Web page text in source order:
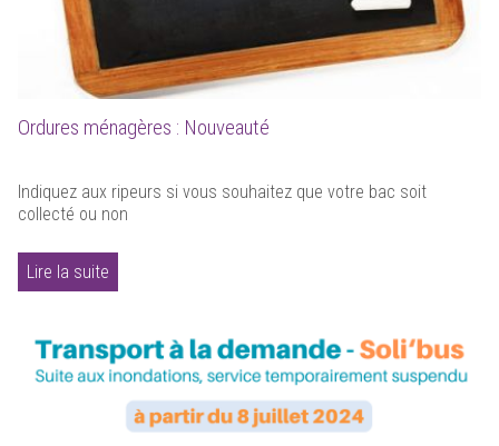
Ordures ménagères : Nouveauté
Indiquez aux ripeurs si vous souhaitez que votre bac soit
collecté ou non
Lire la suite